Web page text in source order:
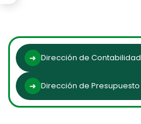
Dirección de Contabilidad
Dirección de Presupuesto